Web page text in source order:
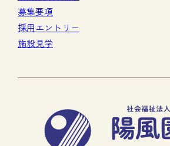
募集要項
採用エントリー
施設見学